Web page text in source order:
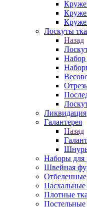
Лоскуты
Назад
Набор
Ликвидация
Галантерея
Назад
Наборы для
Швейная
Пасхальные
Плотные
Постельные